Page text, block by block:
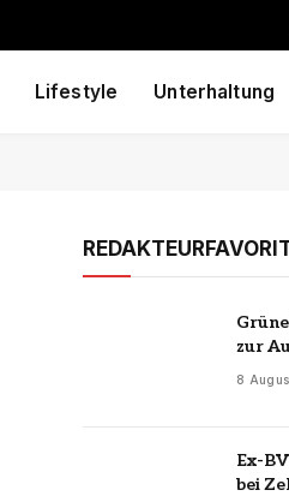
Lifestyle Unterhaltung
zur
8
Ex-
bei